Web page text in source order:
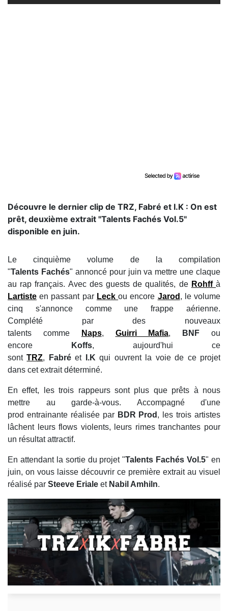
Découvre le dernier clip de TRZ, Fabré et I.K : On est
prêt, deuxième extrait "Talents Fachés Vol.5"
disponible en juin.
Le cinquième volume de la compilation
"Talents Fachés" annoncé pour juin va mettre une claque
au rap français. Avec des guests de qualités, de Rohffà
Lartiste en passant par Leckou encore Jarod , le volume
cinq s'annonce comme une frappe aérienne.
Complété par des nouveaux
talents comme
Naps, Guirri Mafia, BNFou
encore
Koffs, aujourd'hui ce
sontTRZ, Fabréet I.K qui ouvrent la voie de ce projet
dans cet extrait déterminé.
En effet, les trois rappeurs sont plus que prêts à nous
mettre au garde-à-vous. Accompagné d'une
prod entrainante réalisée par BDR Prod , les trois artistes
lâchent leurs flows violents, leurs rimes tranchantes pour
un résultat attractif.
En attendant la sortie du projet "Talents Fachés Vol.5" en
juin, on vous laisse découvrir ce première extrait au visuel
réalisé par Steeve Eriale et Nabil Amhiln.